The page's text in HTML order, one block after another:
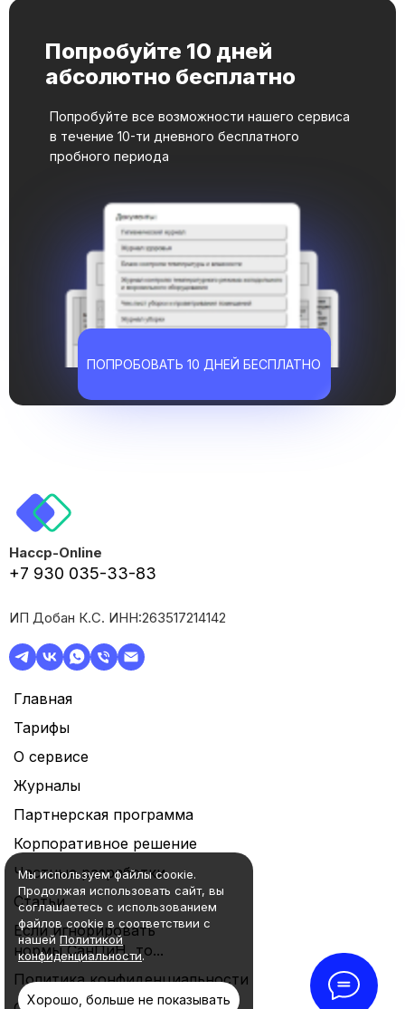
Попробуйте 10 дней
абсолютно бесплатно
Попробуйте все возможности нашего сервиса
в течение 10-ти дневного бесплатного
пробного периода
ПОПРОБОВАТЬ 10 ДНЕЙ БЕСПЛАТНО
Haccp-Online
+7 930 035-33-83
ИП Добан К.С. ИНН:263517214142
Главная
Тарифы
О сервисе
Журналы
Партнерская программа
Корпоративное решение
Частные разработки
Статьи
Если игнорировать
нормы СанПиН, то...
Политика конфиденциальности
Мы используем файлы соокie.
Продолжая использовать сайт, вы
соглашаетесь с использованием
файлов cookie в соответствии с
нашей Политикой
конфиденциальности.
Хорошо, больше не показывать